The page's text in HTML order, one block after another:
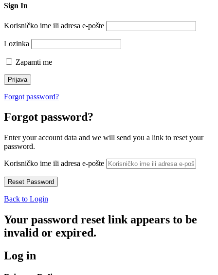
Sign In
Korisničko ime ili adresa e-pošte
Lozinka
Zapamti me
Forgot password?
Forgot password?
Enter your account data and we will send you a link to reset your
password.
Korisničko ime ili adresa e-pošte
Back to Login
Your password reset link appears to be
invalid or expired.
Log in